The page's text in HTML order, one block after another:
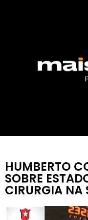
HUMBERTO
SOBRE
CIRURGIA NA